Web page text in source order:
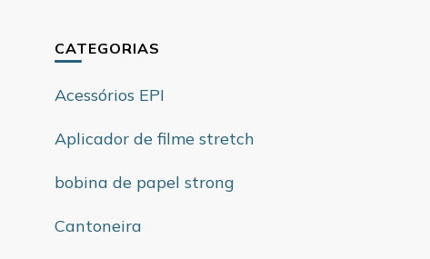
CATEGORIAS
Acessórios EPI
Aplicador de filme stretch
bobina de papel strong
Cantoneira